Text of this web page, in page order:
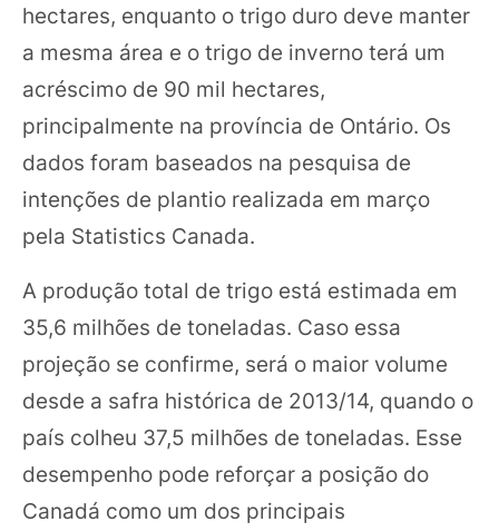
hectares, enquanto o trigo duro deve manter
a mesma área e o trigo de inverno terá um
acréscimo de 90 mil hectares,
principalmente na província de Ontário. Os
dados foram baseados na pesquisa de
intenções de plantio realizada em março
pela Statistics Canada.
A produção total de trigo está estimada em
35,6 milhões de toneladas. Caso essa
projeção se confirme, será o maior volume
desde a safra histórica de 2013/14, quando o
país colheu 37,5 milhões de toneladas. Esse
desempenho pode reforçar a posição do
Canadá como um dos principais